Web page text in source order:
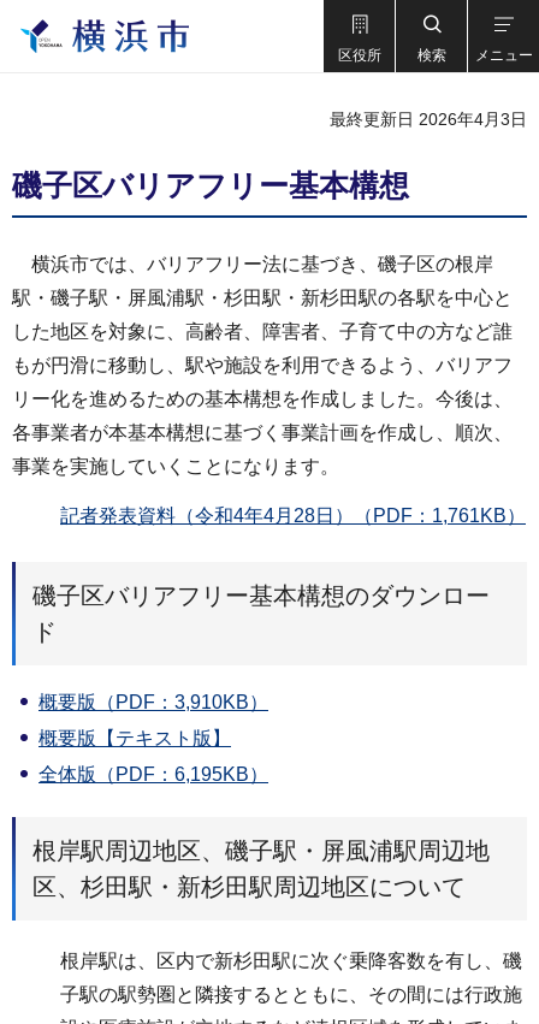
区役所 検索 メニュー
最終更新日 2026年4月3日
磯子区バリアフリー基本構想
横浜市では、バリアフリー法に基づき、磯子区の根岸
駅・磯子駅・屏風浦駅・杉田駅・新杉田駅の各駅を中心と
した地区を対象に、高齢者、障害者、子育て中の方など誰
もが円滑に移動し、駅や施設を利用できるよう、バリアフ
リー化を進めるための基本構想を作成しました。今後は、
各事業者が本基本構想に基づく事業計画を作成し、順次、
事業を実施していくことになります。
記者発表資料（令和4年4月28日）（PDF：1,761KB）
磯子区バリアフリー基本構想のダウンロー
ド
概要版（PDF：3,910KB）
概要版【テキスト版】
全体版（PDF：6,195KB）
根岸駅周辺地区、磯子駅・屏風浦駅周辺地
区、杉田駅・新杉田駅周辺地区について
根岸駅は、区内で新杉田駅に次ぐ乗降客数を有し、磯
子駅の駅勢圏と隣接するとともに、その間には行政施